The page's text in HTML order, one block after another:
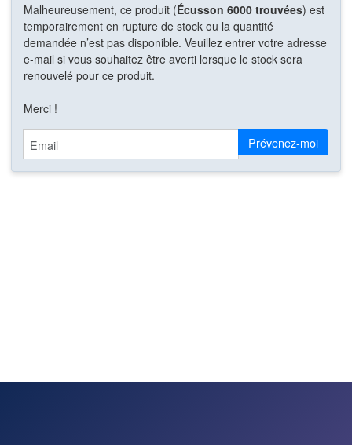
Malheureusement, ce produit (Écusson 6000 trouvées) est
temporairement en rupture de stock ou la quantité
demandée n’est pas disponible. Veuillez entrer votre adresse
e-mail si vous souhaitez être averti lorsque le stock sera
renouvelé pour ce produit.
Merci !
Prévenez-moi